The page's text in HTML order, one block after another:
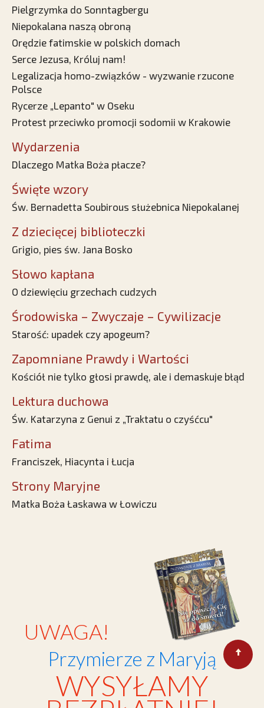
Pielgrzymka do Sonntagbergu
Niepokalana naszą obroną
Orędzie fatimskie w polskich domach
Serce Jezusa, Króluj nam!
Legalizacja homo-związków - wyzwanie rzucone
Polsce
Rycerze „Lepanto" w Oseku
Protest przeciwko promocji sodomii w Krakowie
Wydarzenia
Dlaczego Matka Boża płacze?
Święte wzory
Św. Bernadetta Soubirous służebnica Niepokalanej
Z dziecięcej biblioteczki
Grigio, pies św. Jana Bosko
Słowo kapłana
O dziewięciu grzechach cudzych
Środowiska – Zwyczaje – Cywilizacje
Starość: upadek czy apogeum?
Zapomniane Prawdy i Wartości
Kościół nie tylko głosi prawdę, ale i demaskuje błąd
Lektura duchowa
Św. Katarzyna z Genui z „Traktatu o czyśćcu"
Fatima
Franciszek, Hiacynta i Łucja
Strony Maryjne
Matka Boża Łaskawa w Łowiczu
UWAGA!
Przymierze z Maryją
WYSYŁAMY